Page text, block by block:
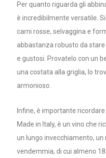
Per quanto riguarda gli
è incredibilmente versatile.
carni rosse, selvaggina e
abbastanza robusto da
e gustosi. Provatelo con un
una costata alla griglia, lo
armonioso.
Infine, è importante
Made in Italy, è un vino che
un lungo invecchiamento,
vendemmia, di cui almeno